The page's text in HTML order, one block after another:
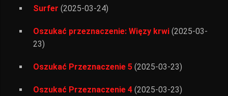
Surfer (2025-03-24)
Oszukać przeznaczenie: Więzy krwi (2025-03-
23)
Oszukać Przeznaczenie 5 (2025-03-23)
Oszukać Przeznaczenie 4 (2025-03-23)